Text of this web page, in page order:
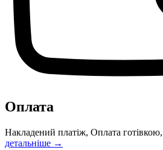
Оплата
Накладений платіж, Оплата
детальніше →